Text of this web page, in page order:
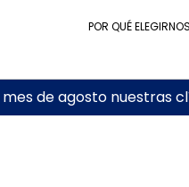
POR QUÉ ELEGIRNOS
de agosto nuestras